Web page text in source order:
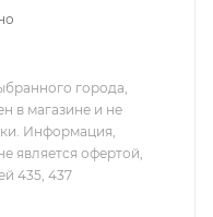
города,
в магазине и не
Информация,
является офертой,
435, 437